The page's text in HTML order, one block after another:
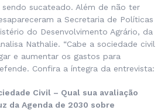
sendo sucateado. Além de não ter
a Secretaria de Políticas
do Desenvolvimento Agrário, da
Nathalie. “Cabe a sociedade civil
e aumentar os gastos para
Confira a íntegra da entrevista:
Civil – Qual sua avaliação
da Agenda de 2030 sobre